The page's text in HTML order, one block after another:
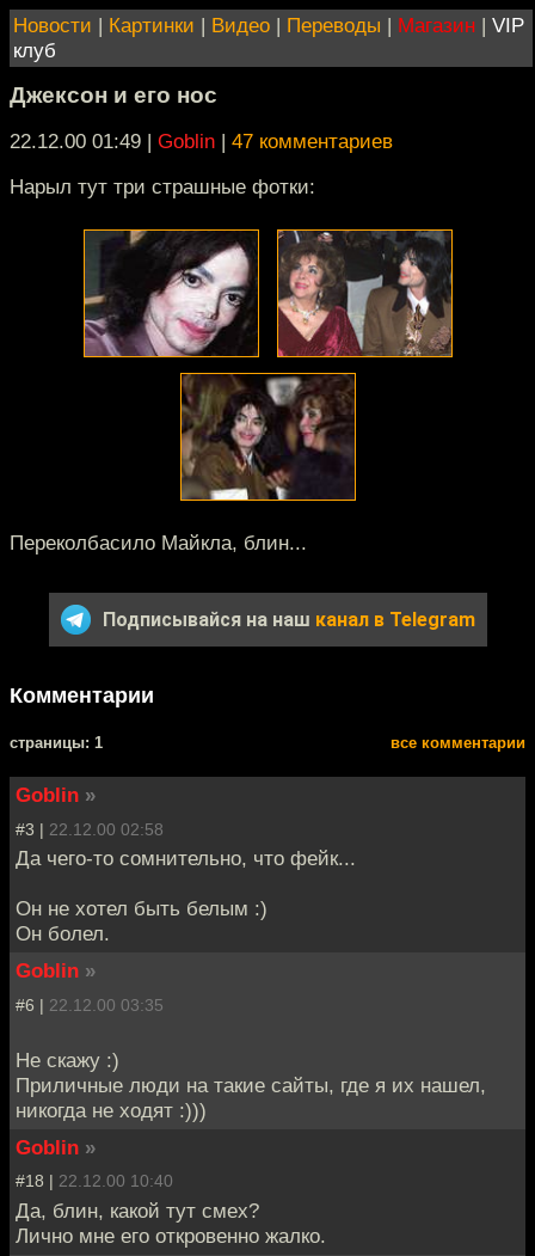
Новости | Картинки | Видео | Переводы | Магазин | VIP
клуб
Джексон и его нос
22.12.00 01:49 | Goblin | 47 комментариев
Нарыл тут три страшные фотки:
Переколбасило Майкла, блин...
Подписывайся на наш канал в Telegram
Комментарии
cтраницы: 1 все комментарии
Goblin »
#3 | 22.12.00 02:58
Да чего-то сомнительно, что фейк...
Он не хотел быть белым :)
Он болел.
Goblin »
#6 | 22.12.00 03:35
Не скажу :)
Приличные люди на такие сайты, где я их нашел,
никогда не ходят :)))
Goblin »
#18 | 22.12.00 10:40
Да, блин, какой тут смех?
Лично мне его откровенно жалко.